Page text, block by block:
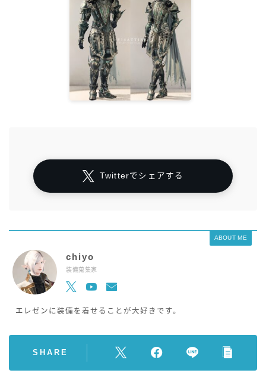
Twitterでシェアする
ABOUT ME
chiyo
装備蒐集家
エレゼンに装備を着せることが大好きです。
SHARE